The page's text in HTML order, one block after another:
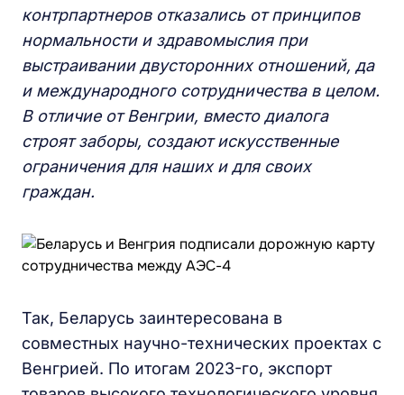
контрпартнеров отказались от принципов
нормальности и здравомыслия при
выстраивании двусторонних отношений, да
и международного сотрудничества в целом.
В отличие от Венгрии, вместо диалога
строят заборы, создают искусственные
ограничения для наших и для своих
граждан.
Так, Беларусь заинтересована в
совместных научно-технических проектах с
Венгрией. По итогам 2023-го, экспорт